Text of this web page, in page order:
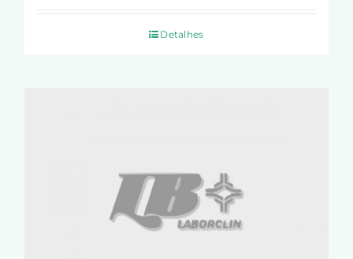
Detalhes